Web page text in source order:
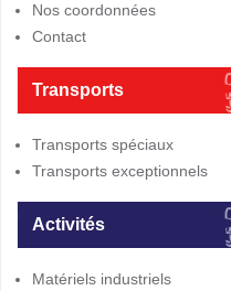
Nos coordonnées
Contact
Transports
Transports spéciaux
Transports exceptionnels
Activités
Matériels industriels